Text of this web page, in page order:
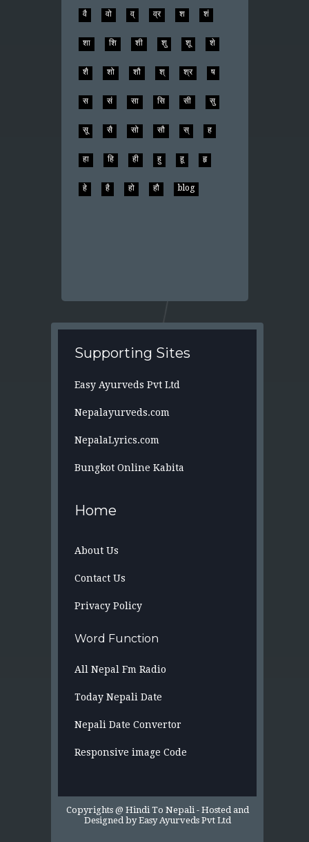
वै वो व् व्र श शं
शा शि शी शु शू शे
शै शो शौ श् श्र ष
स सं सा सि सी सु
सू सै सो सौ स् ह
हा हि ही हु हू हृ
हे है हो हौ blog
Supporting Sites
Easy Ayurveds Pvt Ltd
Nepalayurveds.com
NepalaLyrics.com
Bungkot Online Kabita
Home
About Us
Contact Us
Privacy Policy
Word Function
All Nepal Fm Radio
Today Nepali Date
Nepali Date Convertor
Responsive image Code
Copyrights @ Hindi To Nepali - Hosted and
Designed byEasy Ayurveds Pvt Ltd